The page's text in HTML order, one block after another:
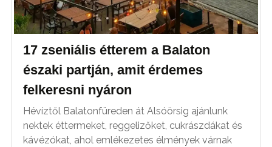
17 zseniális étterem a Balaton
északi partján, amit érdemes
felkeresni nyáron
Hévíztől Balatonfüreden át Alsóörsig ajánlunk
nektek éttermeket, reggelizőket, cukrászdákat és
kávézókat, ahol emlékezetes élmények várnak